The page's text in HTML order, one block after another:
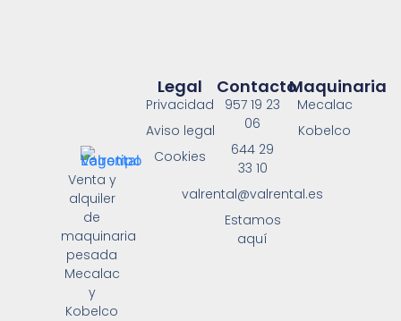
Venta y
alquiler
de
maquinaria
pesada
Mecalac
y
Kobelco
Contacto
957 19 23
06
644 29
33 10
valrental@valrental.es
Estamos
aquí
Legal
Privacidad
Aviso legal
Cookies
Maquinaria
Mecalac
Kobelco